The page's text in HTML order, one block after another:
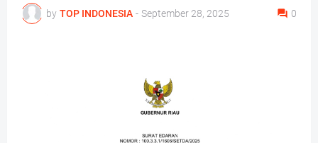
by TOP INDONESIA - September 28, 2025 0